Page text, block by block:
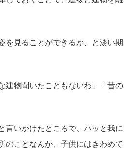
を見ることができるか、と淡い期
建物聞いたこともないわ」「昔の
言いかけたところで、ハッと我に
のことなんか、子供にはきわめて